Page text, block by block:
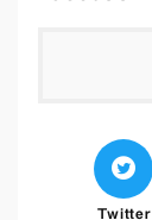
Twitter